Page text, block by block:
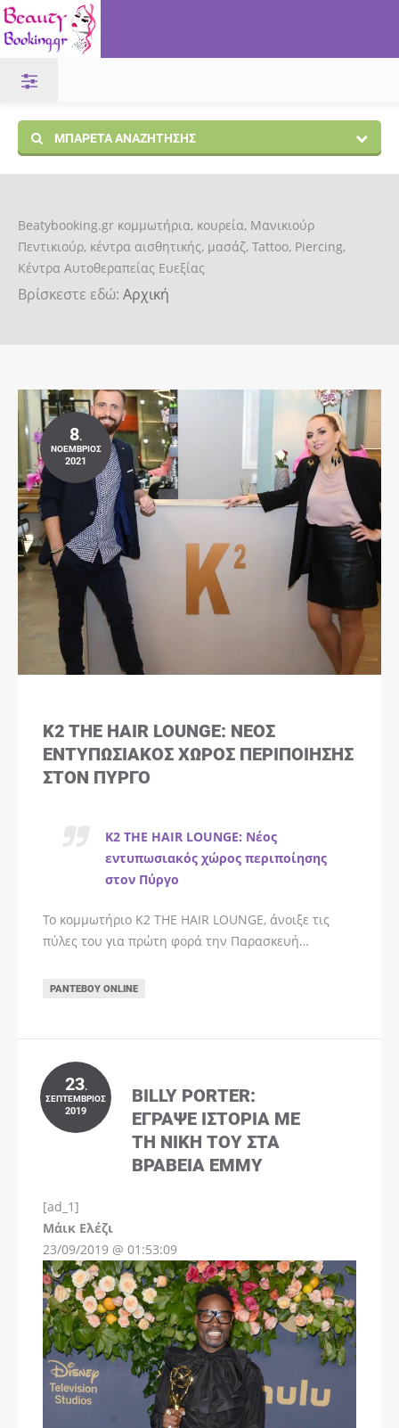
ΜΠΑΡΈΤΑ ΑΝΑΖΉΤΗΣΗΣ
Beatybooking.gr κομμωτήρια, κουρεία, Μανικιούρ
Πεντικιούρ, κέντρα αισθητικής, μασάζ, Tattoo, Piercing,
Κέντρα Αυτοθεραπείας Ευεξίας
Βρίσκεστε εδώ: Αρχική
8.
ΝΟΈΜΒΡΙΟΣ
2021
K2 THE HAIR LOUNGE: ΝΈΟΣ
ΕΝΤΥΠΩΣΙΑΚΌΣ ΧΏΡΟΣ ΠΕΡΙΠΟΊΗΣΗΣ
ΣΤΟΝ ΠΎΡΓΟ
K2 THE HAIR LOUNGE: Νέος
εντυπωσιακός χώρος περιποίησης
στον Πύργο
Το κομμωτήριο K2 THE HAIR LOUNGE, άνοιξε τις
πύλες του για πρώτη φορά την Παρασκευή…
ΡΑΝΤΕΒΟΎ ONLINE
23.
ΣΕΠΤΈΜΒΡΙΟΣ
2019
BILLY PORTER:
ΈΓΡΑΨΕ ΙΣΤΟΡΊΑ ΜΕ
ΤΗ ΝΊΚΗ ΤΟΥ ΣΤΑ
ΒΡΑΒΕΊΑ EMMY
[ad_1]
Μάικ ΕλέζιInstagram
23/09/2019 @ 01:53:09